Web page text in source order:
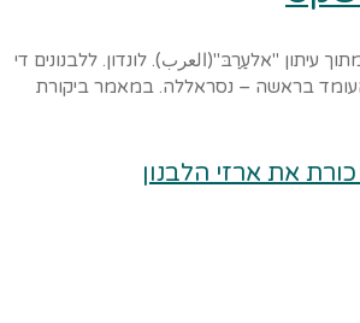
עיתון "אלעַרַבּ"(العرب). לונדון. ללבנונים די
בראשה – נסראללה. במאמר ביקורת